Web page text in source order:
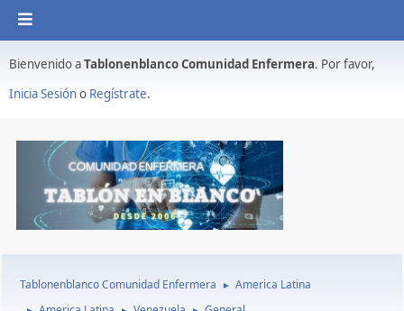
Bienvenido aTablonenblanco Comunidad Enfermera. Por favor,
Inicia Sesióno Regístrate.
Tablonenblanco Comunidad Enfermera ► America Latina